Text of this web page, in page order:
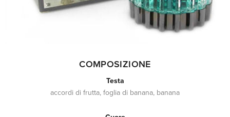
COMPOSIZIONE
Testa
accordi di frutta, foglia di banana, banana